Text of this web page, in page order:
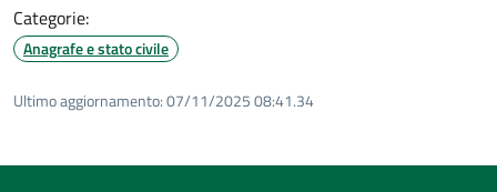
Categorie:
Anagrafe e stato civile
Ultimo aggiornamento:07/11/2025 08:41.34